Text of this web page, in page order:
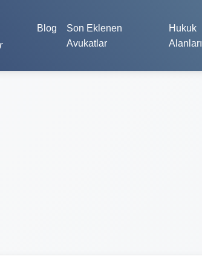
Blog
Son Eklenen
Avukatlar
Hukuk
Alanları